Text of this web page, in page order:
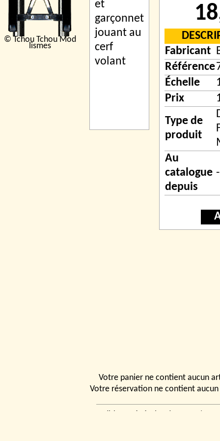
© Tchou Tchou Mod
lismes
Fabricant
Référence
Échelle
Prix
Type de
produit
Au
catalogue
depuis
-
Votre panier ne contient aucun
Votre réservation ne contient